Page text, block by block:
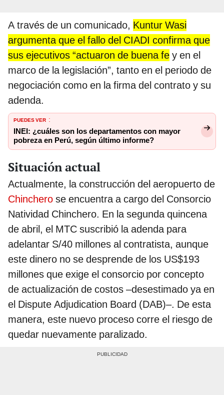
A través de un comunicado, Kuntur Wasi
argumenta que el fallo del CIADI confirma que
sus ejecutivos “actuaron de buena fe y en el
marco de la legislación”, tanto en el periodo de
negociación como en la firma del contrato y su
adenda.
PUEDES VER :
INEI: ¿cuáles son los departamentos con mayor
pobreza en Perú, según último informe?
Situación actual
Actualmente, la construcción del aeropuerto de
Chinchero se encuentra a cargo del Consorcio
Natividad Chinchero. En la segunda quincena
de abril, el MTC suscribió la adenda para
adelantar S/40 millones al contratista, aunque
este dinero no se desprende de los US$193
millones que exige el consorcio por concepto
de actualización de costos –desestimado ya en
el Dispute Adjudication Board (DAB)–. De esta
manera, este nuevo proceso corre el riesgo de
quedar nuevamente paralizado.